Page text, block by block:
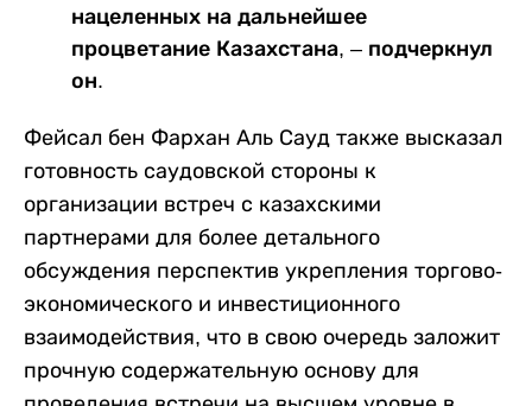
нацеленных на дальнейшее
процветание Казахстана, – подчеркнул
он.
Фейсал бен Фархан Аль Сауд также высказал
готовность саудовской стороны к
организации встреч с казахскими
партнерами для более детального
обсуждения перспектив укрепления торгово-
экономического и инвестиционного
взаимодействия, что в свою очередь заложит
прочную содержательную основу для